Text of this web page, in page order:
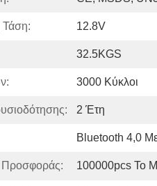
Τάση: 12.8V
32.5KGS
3000 Κύκλοι
2 Έτη
Bluetooth 4,0
Προσφοράς: 100000pcs Το